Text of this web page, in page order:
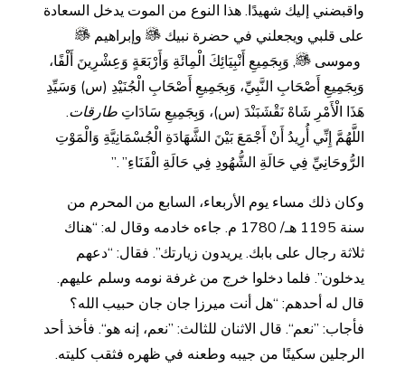
واقبضني إليك شهيدًا. هذا النوع من الموت يدخل السعادة
على قلبي ويجعلني في حضرة نبيك
وإبراهيم
وموسى
, وَبِجَمِيعِ أَنْبِيَائِكَ الْمِائَةِ وَأَرْبَعَةٍ وَعِشْرِينَ أَلْفًا،
وَبِجَمِيعِ أَصْحَابِ النَّبِيِّ، وَبِجَمِيعِ أَصْحَابِ الْجُنَيْدِ (س) وَسَيِّدِ
هَذَا الْأَمْرِ شَاهْ نَقْشَبَنْدَ (س)، وَبِجَمِيعِ سَادَاتِ طارقات.
اللَّهُمَّ إِنِّي أُرِيدُ أَنْ أَجْمَعَ بَيْنَ الشَّهَادَةِ الْجُسْمَانِيَّةِ وَالْمَوْتِ
الرُّوحَانِيِّ فِي حَالَةِ الشُّهُودِ فِي حَالَةِ الْفَنَاءِ” .”
وكان ذلك مساء يوم الأربعاء، السابع من المحرم من
سنة 1195 هـ/ 1780 م. جاءه خادمه وقال له: “هناك
ثلاثة رجال على بابك. يريدون زيارتك”. فقال: “دعهم
يدخلون”. فلما دخلوا خرج من غرفة نومه وسلم عليهم.
قال له أحدهم: “هل أنت ميرزا جان جان حبيب الله؟
فأجاب: ”نعم“. قال الاثنان للثالث: ”نعم، إنه هو“. فأخذ أحد
الرجلين سكينًا من جيبه وطعنه في ظهره فثقب كليته.